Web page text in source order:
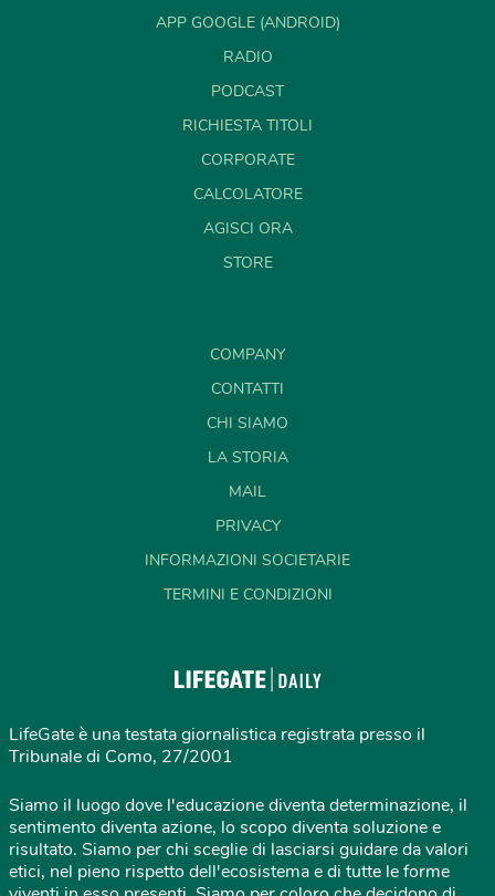
APP GOOGLE (ANDROID)
RADIO
PODCAST
RICHIESTA TITOLI
CORPORATE
CALCOLATORE
AGISCI ORA
STORE
COMPANY
CONTATTI
CHI SIAMO
LA STORIA
MAIL
PRIVACY
INFORMAZIONI SOCIETARIE
TERMINI E CONDIZIONI
LifeGate è una testata giornalistica registrata presso il
Tribunale di Como, 27/2001
Siamo il luogo dove l'educazione diventa determinazione, il
sentimento diventa azione, lo scopo diventa soluzione e
risultato. Siamo per chi sceglie di lasciarsi guidare da valori
etici, nel pieno rispetto dell'ecosistema e di tutte le forme